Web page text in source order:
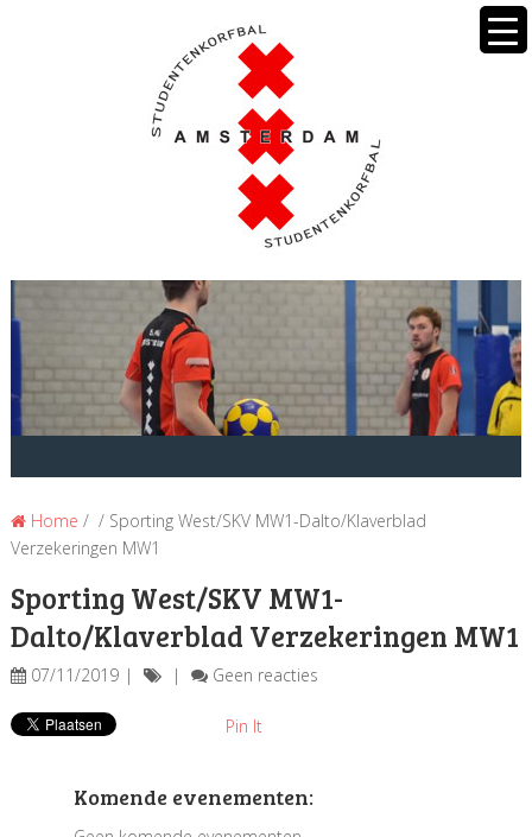
Home / / Sporting West/SKV MW1-Dalto/Klaverblad
Verzekeringen MW1
Sporting West/SKV MW1-
Dalto/Klaverblad Verzekeringen MW1
07/11/2019 Geen reacties
Pin It
Komende evenementen: